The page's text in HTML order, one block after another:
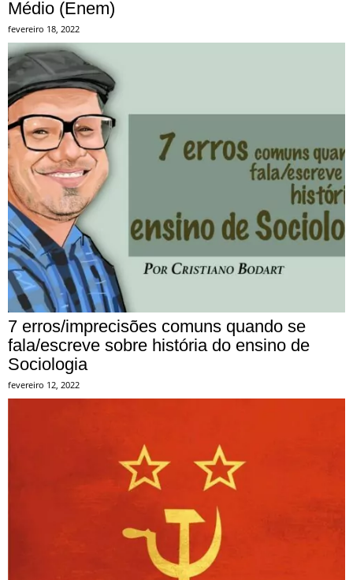
Médio (Enem)
fevereiro 18, 2022
7 erros/imprecisões comuns quando se
fala/escreve sobre história do ensino de
Sociologia
fevereiro 12, 2022